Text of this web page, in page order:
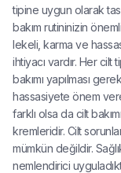
tipine uygun olarak
bakım rutininizin
lekeli, karma ve
ihtiyacı vardır. Her
bakımı yapılması
hassasiyete önem
farklı olsa da cilt
kremleridir. Cilt
mümkün değildir.
nemlendirici